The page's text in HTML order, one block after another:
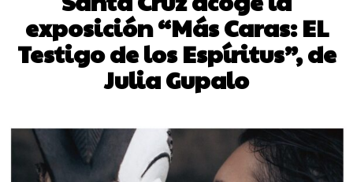
exposición “Más Caras: EL
Testigo de los Espíritus”, de
Julia Gupalo